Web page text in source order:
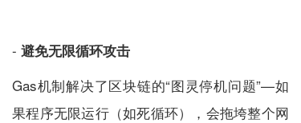
- 避免无限循环攻击
Gas机制解决了区块链的“图灵停机问题”—如
果程序无限运行（如死循环），会拖垮整个网